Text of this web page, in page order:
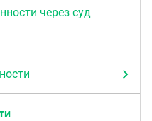
через суд